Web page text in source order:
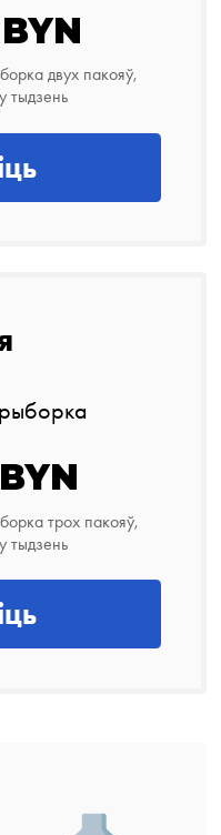
двух пакояў,
тыдзень
трох пакояў,
тыдзень